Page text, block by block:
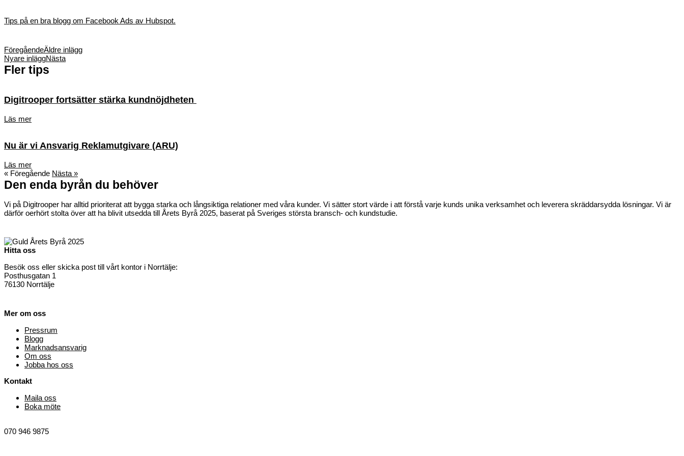
Tips på en bra blogg om Facebook Ads av Hubspot.
FöregåendeÄldre inlägg
Nyare inläggNästa
Fler tips
Digitrooper fortsätter stärka kundnöjdheten
Läs mer
Nu är vi Ansvarig Reklamutgivare (ARU)
Läs mer
« Föregående Nästa »
Den enda byrån du behöver
Vi på Digitrooper har alltid prioriterat att bygga starka och långsiktiga relationer med våra kunder. Vi sätter stort värde i att förstå varje kunds unika verksamhet och leverera skräddarsydda lösningar. Vi är
därför oerhört stolta över att ha blivit utsedda till Årets Byrå 2025, baserat på Sveriges största bransch- och kundstudie.
Hitta oss
Besök oss eller skicka post till vårt kontor i Norrtälje:
Posthusgatan 1
76130 Norrtälje
Mer om oss
Pressrum
Blogg
Marknadsansvarig
Om oss
Jobba hos oss
Kontakt
Maila oss
Boka möte
070 946 9875